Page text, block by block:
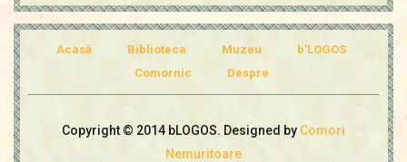
o
e
Acasă Biblioteca Muzeu
b'LOGOS
Comornic
Despre
Copyright © 2014 bLOGOS. Designed by Comori
Nemuritoare